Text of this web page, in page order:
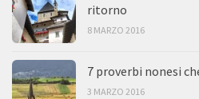
ritorno
8 MARZO 2016
7 proverbi nonesi
3 MARZO 2016